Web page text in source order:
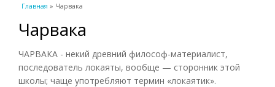
Вы здесь
Главная » Чарвака
Чарвака
ЧАРВАКА - некий древний философ-материалист,
последователь локаяты, вообще — сторонник этой
школы; чаще употребляют термин «локаятик».